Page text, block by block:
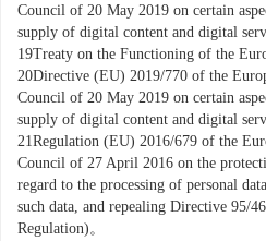
Council of 20 May 2019 on certain
supply of digital content and digital
19Treaty on the Functioning of the
20Directive (EU) 2019/770 of the
Council of 20 May 2019 on certain
supply of digital content and digital
21Regulation (EU) 2016/679 of the
Council of 27 April 2016 on the
regard to the processing of personal
such data, and repealing Directive 95/
Regulation)。